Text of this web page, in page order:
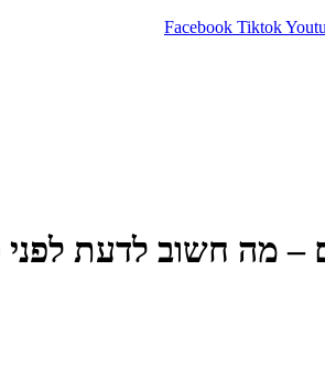
Facebook Tiktok
– מה חשוב לדעת